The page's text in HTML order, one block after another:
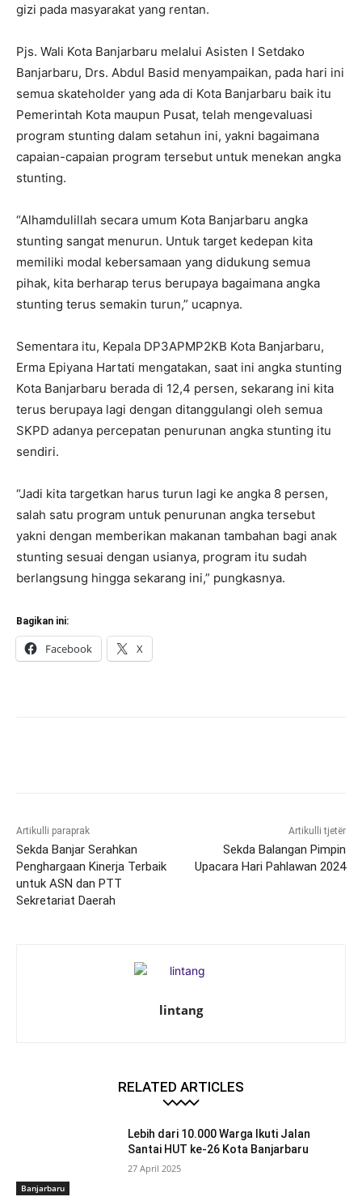
gizi pada masyarakat yang rentan.
Pjs. Wali Kota Banjarbaru melalui Asisten I Setdako
Banjarbaru, Drs. Abdul Basid menyampaikan, pada hari ini
semua skateholder yang ada di Kota Banjarbaru baik itu
Pemerintah Kota maupun Pusat, telah mengevaluasi
program stunting dalam setahun ini, yakni bagaimana
capaian-capaian program tersebut untuk menekan angka
stunting.
“Alhamdulillah secara umum Kota Banjarbaru angka
stunting sangat menurun. Untuk target kedepan kita
memiliki modal kebersamaan yang didukung semua
pihak, kita berharap terus berupaya bagaimana angka
stunting terus semakin turun,” ucapnya.
Sementara itu, Kepala DP3APMP2KB Kota Banjarbaru,
Erma Epiyana Hartati mengatakan, saat ini angka stunting
Kota Banjarbaru berada di 12,4 persen, sekarang ini kita
terus berupaya lagi dengan ditanggulangi oleh semua
SKPD adanya percepatan penurunan angka stunting itu
sendiri.
“Jadi kita targetkan harus turun lagi ke angka 8 persen,
salah satu program untuk penurunan angka tersebut
yakni dengan memberikan makanan tambahan bagi anak
stunting sesuai dengan usianya, program itu sudah
berlangsung hingga sekarang ini,” pungkasnya.
Bagikan ini:
Facebook X
Artikulli paraprak
Sekda Banjar Serahkan
Penghargaan Kinerja Terbaik
untuk ASN dan PTT
Sekretariat Daerah
Artikulli tjetër
Sekda Balangan Pimpin
Upacara Hari Pahlawan 2024
lintang
RELATED ARTICLES
Banjarbaru
Lebih dari 10.000 Warga Ikuti Jalan
Santai HUT ke-26 Kota Banjarbaru
27 April 2025